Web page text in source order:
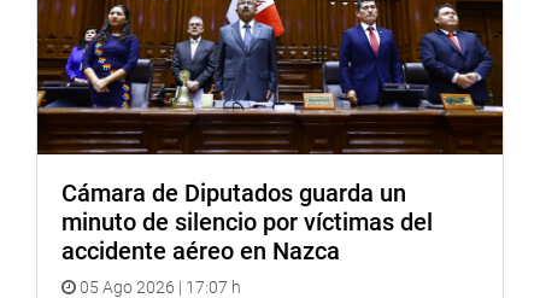
Soundcloud: https://soundcloud.com/radiocongreso
PRENSA-CONGRESO
Puede encontrar más información en nuestra página web
y redes sociales.
http://www.congreso.gob.pe/
Facebook:
https://www.facebook.com/congresoperu
Twitter:https://twitter.com/congresoperu
Youtube:http://www.youtube.com/congresoperu
Soundcloud:https://soundcloud.com/radiocongreso
Cámara de Diputados guarda un
minuto de silencio por víctimas del
accidente aéreo en Nazca
05 Ago 2026 | 17:07 h